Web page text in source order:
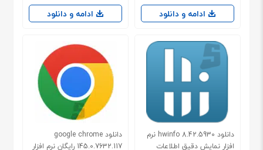
ادامه و دانلود ادامه و دانلود
دانلود hwinfo 8.42.5930 نرم
افزار نمایش دقیق اطلاعات
دانلود google chrome
145.0.7632.117 رایگان نرم افزار